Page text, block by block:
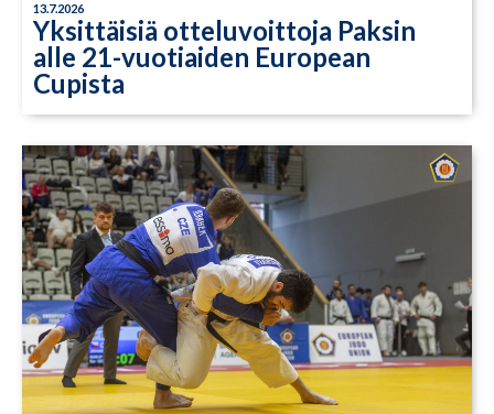
13.7.2026
Yksittäisiä otteluvoittoja Paksin
alle 21-vuotiaiden European
Cupista